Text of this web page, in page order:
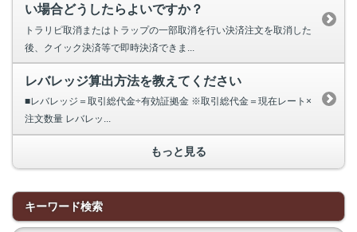
い場合どうしたらよいですか？
トラリピ取消またはトラップの一部取消を行い決済注文を取消した
後、クイック決済等で即時決済できま...
レバレッジ算出方法を教えてください
■レバレッジ＝取引総代金÷有効証拠金 ※取引総代金＝現在レート×
注文数量 レバレッ...
もっと見る
キーワード検索